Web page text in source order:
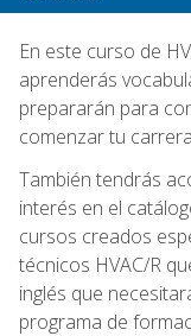
En este curso de
aprenderás
prepararán para
comenzar tu
También tendrás
interés en el
cursos creados
técnicos HVAC/R
inglés que
programa de